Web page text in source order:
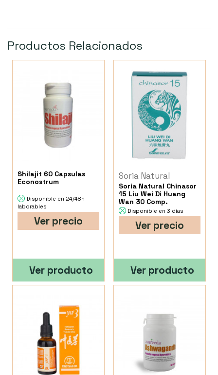
Productos Relacionados
Shilajit 60 Capsulas
Econostrum
Disponible en 24/48h
laborables
Ver precio
Ver producto
Soria Natural
Soria Natural Chinasor
15 Liu Wei Di Huang
Wan 30 Comp.
Disponible en 3 días
Ver precio
Ver producto